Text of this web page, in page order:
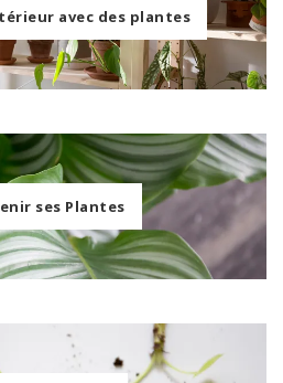
avec des plantes
ses Plantes